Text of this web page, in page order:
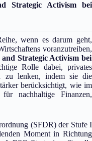
Strategic Activism bei
wenn es darum geht,
voranzutreiben,
Strategic Activism bei
Rolle dabei, privates
zu lenken, indem sie die
berücksichtigt, wie im
nachhaltige Finanzen,
(SFDR) der Stufe I
Moment in Richtung